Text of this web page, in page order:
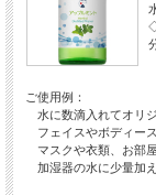
ご使用例：
水に数滴入れてオリ
フェイスやボディース
マスクや衣類、お部
加湿器の水に少量加